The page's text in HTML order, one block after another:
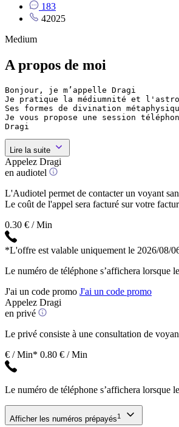
183
42025
Medium
A propos de moi
Bonjour, je m’appelle Dragi
Je pratique la médiumnité et
Ses formes de divination
Je vous propose une session
Lire la suite
Appelez Dragi
en audiotel
L'Audiotel permet de contacter un voyant
Le coût de l'appel sera facturé sur votre
0.30 € / Min
*L'offre est valable uniquement le 2026/08/
Le numéro de téléphone s’affichera lorsque
J'ai un code promo J'ai un code promo
Appelez Dragi
en privé
Le privé consiste à une consultation de
€ / Min* 0.80 € / Min
Le numéro de téléphone s’affichera lorsque
Afficher les numéros prépayés1